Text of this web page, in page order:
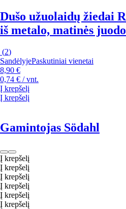
Dušo užuolaidų žiedai
iš metalo, matinės
(2)
SandėlyjePaskutiniai vienetai
8,90 €
0,74 € / vnt.
Į krepšelį
Į krepšelį
Gamintojas Södahl
Į krepšelį
Į krepšelį
Į krepšelį
Į krepšelį
Į krepšelį
Į krepšelį